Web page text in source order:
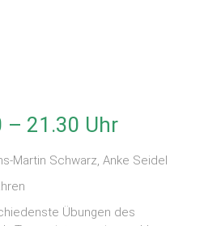
– 21.30 Uhr
Martin Schwarz, Anke Seidel
Übungen des